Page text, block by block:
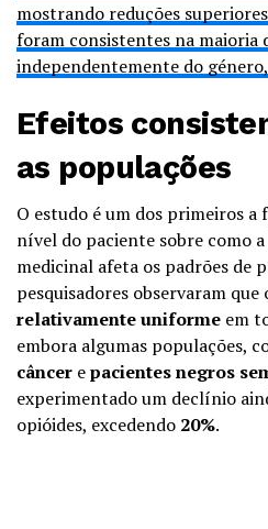
mostrando reduções
foram consistentes na maioria
independentemente do
Efeitos
as populações
O estudo é um dos primeiros a
nível do paciente sobre como
medicinal afeta os padrões de
pesquisadores observaram
relativamente uniforme em
embora algumas populações,
câncer epacientes negros
experimentado um declínio
opióides, excedendo 20%.